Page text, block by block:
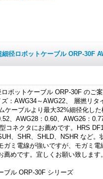
径ロボットケーブル ORP-30F
ボットケーブル ORP-30F のご
：AWG34～AWG22、 層撚リ
ケーブルより最大32%細径化し
、AWG28：0.60、AWG26：
コネクタにお薦めです。HRS
、SHR、SHLD、NSHR など
ガミ電線が強いですが、モガミ
薦めです。宜しくお願い致します。
ル ORP-30F シリーズ